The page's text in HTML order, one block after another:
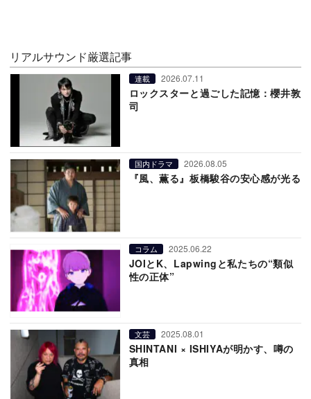
リアルサウンド厳選記事
連載 2026.07.11
ロックスターと過ごした記憶：櫻井敦
司
国内ドラマ 2026.08.05
『風、薫る』板橋駿谷の安心感が光る
コラム 2025.06.22
JOIとK、Lapwingと私たちの“類似
性の正体”
文芸 2025.08.01
SHINTANI × ISHIYAが明かす、噂の
真相